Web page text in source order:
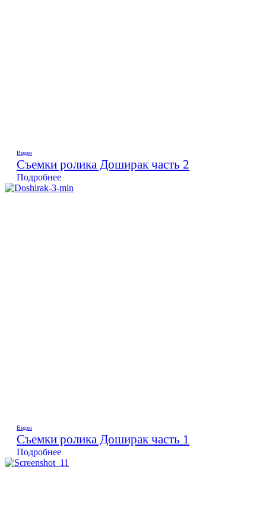
Видео
Съемки ролика Доширак часть 2
Подробнее
Видео
Съемки ролика Доширак часть 1
Подробнее